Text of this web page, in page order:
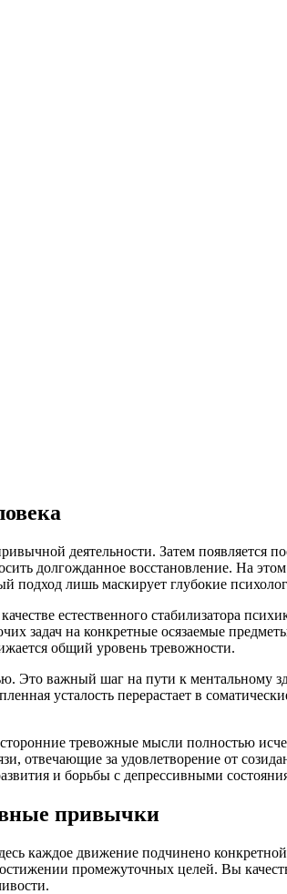
деятельности. Затем появляется
долгожданное восстановление. На
лишь маскирует глубокие
естественного стабилизатора
задач на конкретные осязаемые
общий уровень тревожности.
Это важный шаг на пути к ментальному
усталость перерастает в
тревожные мысли полностью
за удовлетворение от
и борьбы с депрессивными
привычки
каждое движение подчинено
промежуточных целей. Вы